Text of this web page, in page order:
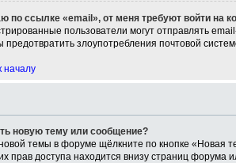
по ссылке «email», от меня требуют войти на
пользователи могут отправлять
предотвратить злоупотребления почтовой
началу
новую тему или сообщение?
темы в форуме щёлкните по кнопке «Новая
прав доступа находится внизу страниц